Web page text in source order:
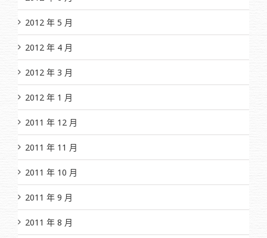
2012 年 5 月
2012 年 4 月
2012 年 3 月
2012 年 1 月
2011 年 12 月
2011 年 11 月
2011 年 10 月
2011 年 9 月
2011 年 8 月